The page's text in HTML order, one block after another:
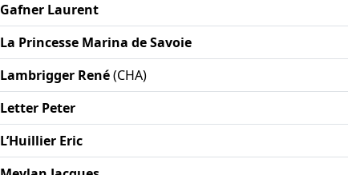
Gafner Laurent
La Princesse Marina de Savoie
Lambrigger René(CHA)
Letter Peter
L’Huillier Eric